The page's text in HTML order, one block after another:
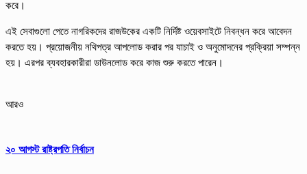
করে।
এই সেবাগুলো পেতে নাগরিকদের রাজউকের একটি নির্দিষ্ট ওয়েবসাইটে নিবন্ধন করে আবেদন
করতে হয়। প্রয়োজনীয় নথিপত্র আপলোড করার পর যাচাই ও অনুমোদনের প্রক্রিয়া সম্পন্ন
হয়। এরপর ব্যবহারকারীরা ডাউনলোড করে কাজ শুরু করতে পারেন।
আরও
২০ আগস্ট রাষ্ট্রপতি নির্বাচন